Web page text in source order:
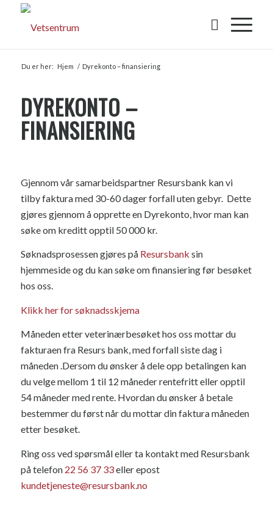
Du er her: Hjem / Dyrekonto – finansiering
DYREKONTO –
FINANSIERING
Gjennom vår samarbeidspartner Resursbank kan vi
tilby faktura med 30-60 dager forfall uten gebyr. Dette
gjøres gjennom å opprette en Dyrekonto, hvor man kan
søke om kreditt opptil 50 000 kr.
Søknadsprosessen gjøres på Resursbank sin
hjemmeside og du kan søke om finansiering før besøket
hos oss.
Klikk her for søknadsskjema
Måneden etter veterinærbesøket hos oss mottar du
fakturaen fra Resurs bank, med forfall siste dag i
måneden .Dersom du ønsker å dele opp betalingen kan
du velge mellom 1 til 12 måneder rentefritt eller opptil
54 måneder med rente. Hvordan du ønsker å betale
bestemmer du først når du mottar din faktura måneden
etter besøket.
Ring oss ved spørsmål eller ta kontakt med Resursbank
på telefon 22 56 37 33eller epost
kundetjeneste@resursbank.no